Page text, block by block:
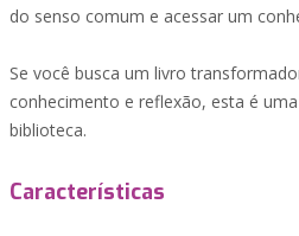
do senso comum e acessar um
Se você busca um livro
conhecimento e reflexão, esta é
biblioteca.
Características